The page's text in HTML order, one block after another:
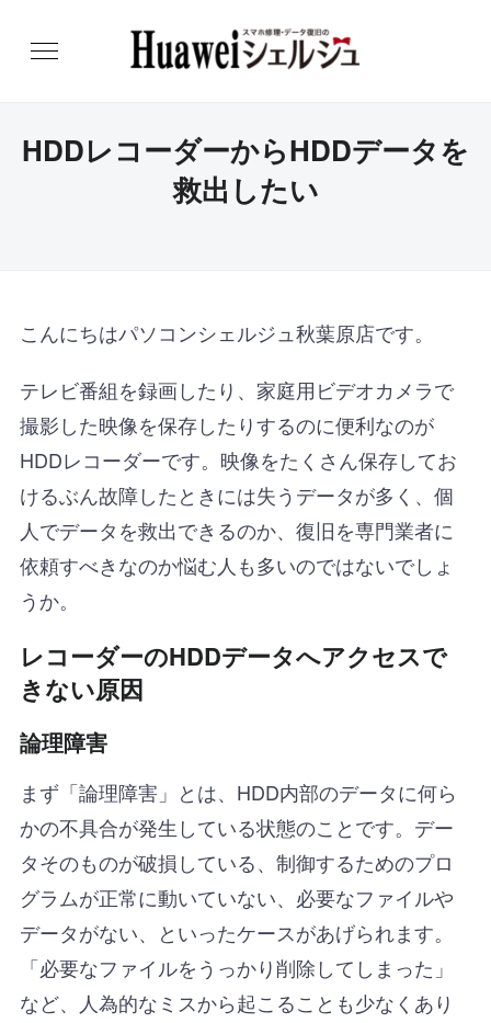
HDDレコーダーからHDDデータを
救出したい
こんにちはパソコンシェルジュ秋葉原店です。
テレビ番組を録画したり、家庭用ビデオカメラで
撮影した映像を保存したりするのに便利なのが
HDDレコーダーです。映像をたくさん保存してお
けるぶん故障したときには失うデータが多く、個
人でデータを救出できるのか、復旧を専門業者に
依頼すべきなのか悩む人も多いのではないでしょ
うか。
レコーダーのHDDデータへアクセスで
きない原因
論理障害
まず「論理障害」とは、HDD内部のデータに何ら
かの不具合が発生している状態のことです。デー
タそのものが破損している、制御するためのプロ
グラムが正常に動いていない、必要なファイルや
データがない、といったケースがあげられます。
「必要なファイルをうっかり削除してしまった」
など、人為的なミスから起こることも少なくあり